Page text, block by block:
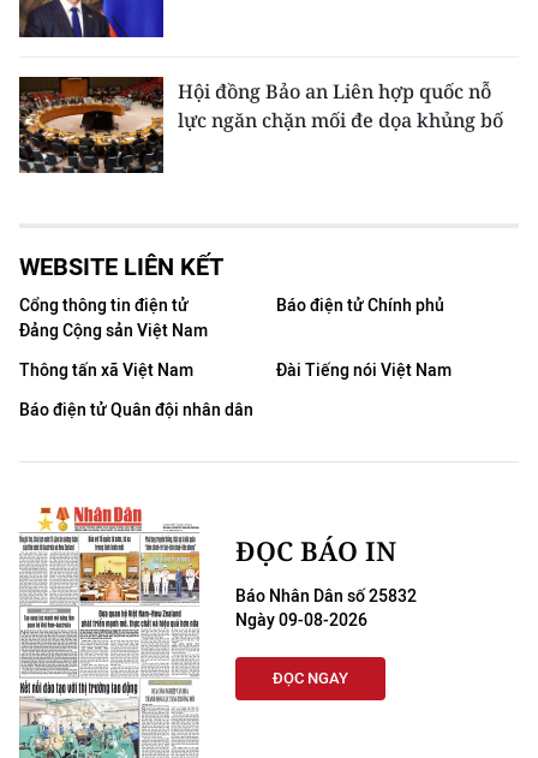
Hội đồng Bảo an Liên hợp quốc nỗ
lực ngăn chặn mối đe dọa khủng bố
WEBSITE LIÊN KẾT
Cổng thông tin điện tử
Đảng Cộng sản Việt Nam
Báo điện tử Chính phủ
Thông tấn xã Việt Nam
Đài Tiếng nói Việt Nam
Báo điện tử Quân đội nhân dân
ĐỌC BÁO IN
Báo Nhân Dân số 25832
Ngày 09-08-2026
ĐỌC NGAY